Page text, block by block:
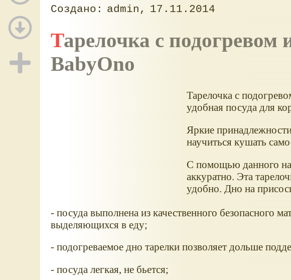
admin 17.11.2014
Тарелочка с подогревом и другая посуда
BabyOno
Тарелочка с
удобная посуда для
Яркие
научиться кушать
С помощью данного
аккуратно. Эта
удобно. Дно на
- посуда выполнена из качественного безопасного
выделяющихся в еду;
- подогреваемое дно тарелки позволяет дольше
- посуда легкая, не бьется;